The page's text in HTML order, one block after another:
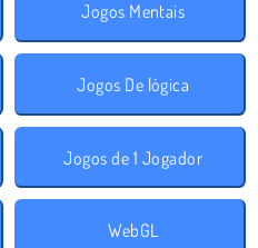
Jogos Mentais
Jogos De lógica
Jogos de 1 Jogador
WebGL